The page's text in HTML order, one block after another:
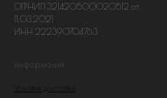
ОГРНИП 321420500020512 от
11.03.2021
ИНН 222390704763
информация